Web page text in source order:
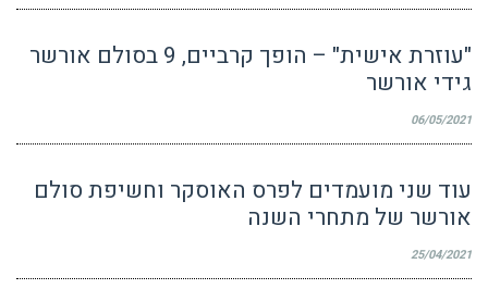
"עוזרת אישית" – הופך קרביים, 9 בסולם אורשר
גידי אורשר
06/05/2021
עוד שני מועמדים לפרס האוסקר וחשיפת סולם
אורשר של מתחרי השנה
25/04/2021